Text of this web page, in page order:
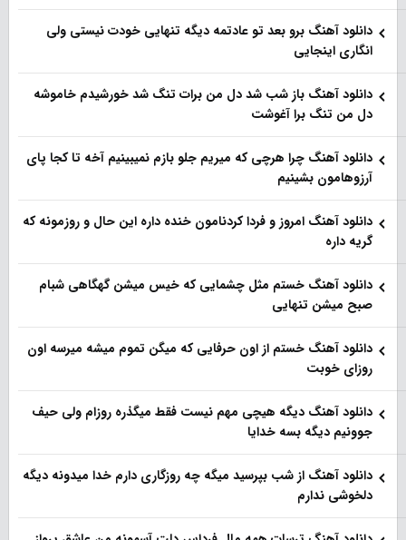
دانلود آهنگ برو بعد تو عادتمه دیگه تنهایی خودت نیستی ولی
انگاری اینجایی
دانلود آهنگ باز شب شد دل من برات تنگ شد خورشیدم خاموشه
دل من تنگ برا آغوشت
دانلود آهنگ چرا هرچی که میریم جلو بازم نمیبینیم آخه تا کجا پای
آرزوهامون بشینیم
دانلود آهنگ امروز و فردا کردنامون خنده داره این حال و روزمونه که
گریه داره
دانلود آهنگ خستم مثل چشمایی که خیس میشن گهگاهی شبام
صبح میشن تنهایی
دانلود آهنگ خستم از اون حرفایی که میگن تموم میشه میرسه اون
روزای خوبت
دانلود آهنگ دیگه هیچی مهم نیست فقط میگذره روزام ولی حیف
جوونیم دیگه بسه خدایا
دانلود آهنگ از شب بپرسید میگه چه روزگاری دارم خدا میدونه دیگه
دلخوشی ندارم